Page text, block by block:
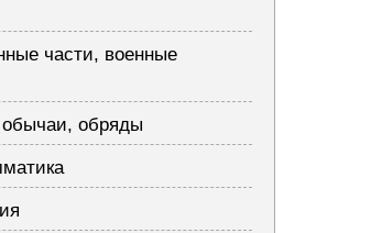
части, военные
обычаи, обряды